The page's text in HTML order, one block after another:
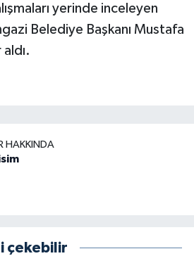
yerinde inceleyen
Belediye Başkanı Mustafa
HAKKINDA
çekebilir